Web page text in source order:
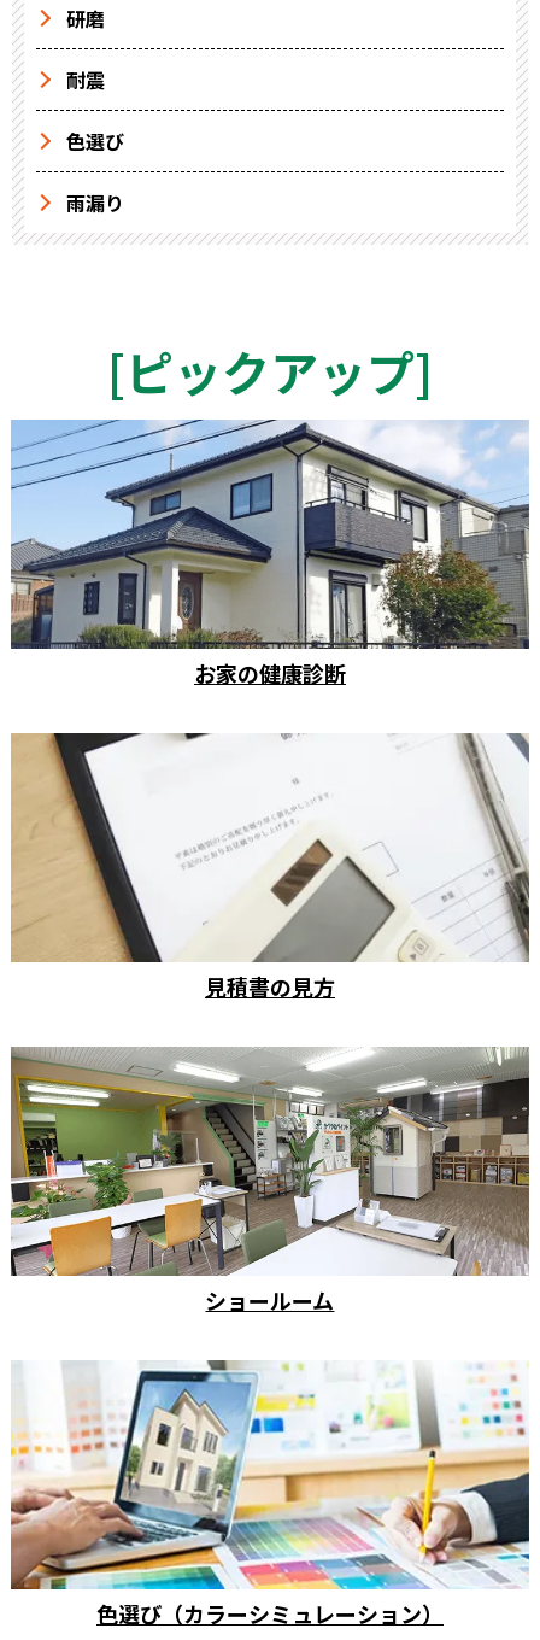
研磨
耐震
色選び
雨漏り
[ピックアップ]
お家の健康診断
見積書の見方
ショールーム
色選び（カラーシミュレーション）